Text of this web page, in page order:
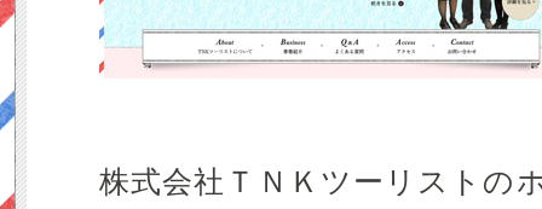
株式会社ＴＮＫツーリストの